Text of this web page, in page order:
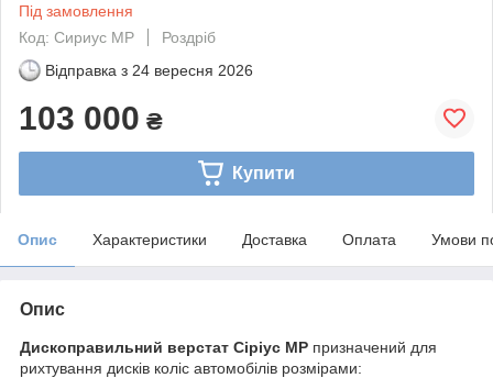
Під замовлення
Код: Сириус МР
Роздріб
Відправка з 24 вересня 2026
103 000 ₴
Купити
Опис Характеристики Доставка Оплата Умови
Опис
Дископравильний верстат Сіріус МР призначений для
рихтування дисків коліс автомобілів розмірами: